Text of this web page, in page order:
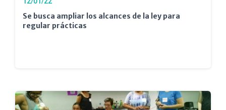
Se busca ampliar los alcances de la ley para
regular prácticas